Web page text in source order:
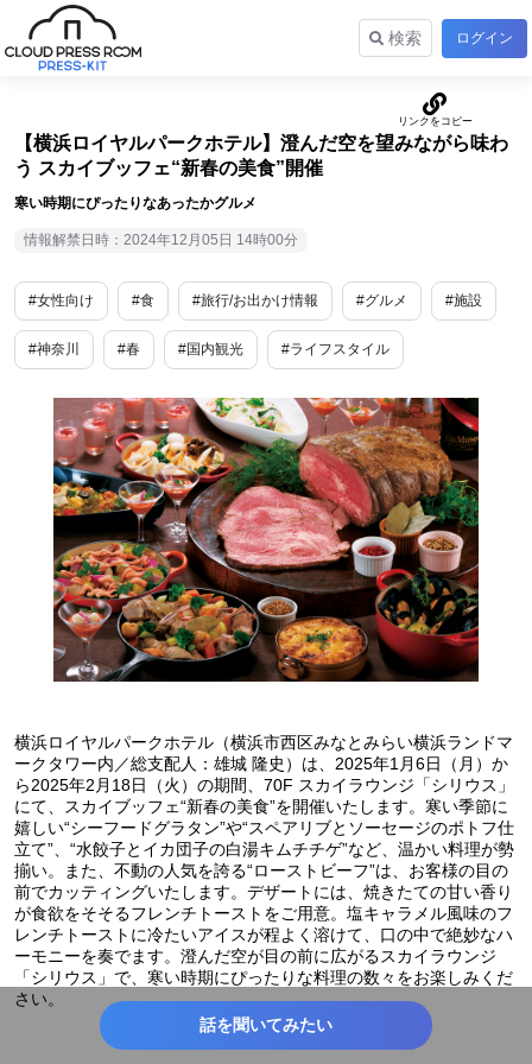
検索 ログイン
【横浜ロイヤルパークホテル】澄んだ空を望みながら味わ
う スカイブッフェ“新春の美食”開催
寒い時期にぴったりなあったかグルメ
情報解禁日時：2024年12月05日 14時00分
#女性向け #食 #旅行/お出かけ情報 #グルメ #施設
#神奈川 #春 #国内観光 #ライフスタイル
横浜ロイヤルパークホテル（横浜市西区みなとみらい横浜ランドマ
ークタワー内／総支配人：雄城 隆史）は、2025年1月6日（月）か
ら2025年2月18日（火）の期間、70F スカイラウンジ「シリウス」
にて、スカイブッフェ“新春の美食”を開催いたします。寒い季節に
嬉しい“シーフードグラタン”や“スペアリブとソーセージのポトフ仕
立て”、“水餃子とイカ団子の白湯キムチチゲ”など、温かい料理が勢
揃い。また、不動の人気を誇る“ローストビーフ”は、お客様の目の
前でカッティングいたします。デザートには、焼きたての甘い香り
が食欲をそそるフレンチトーストをご用意。塩キャラメル風味のフ
レンチトーストに冷たいアイスが程よく溶けて、口の中で絶妙なハ
ーモニーを奏でます。澄んだ空が目の前に広がるスカイラウンジ
「シリウス」で、寒い時期にぴったりな料理の数々をお楽しみくだ
さい。
話を聞いてみたい